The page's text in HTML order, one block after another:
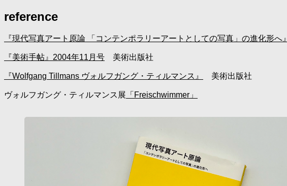
reference
『現代写真アート原論 「コンテンポラリーアートとしての写真」の進化形へ』
『美術手帖』2004年11月号 美術出版社
『Wolfgang Tillmans ヴォルフガング・ティルマンス』 美術出版社
ヴォルフガング・ティルマンス展 「Freischwimmer」